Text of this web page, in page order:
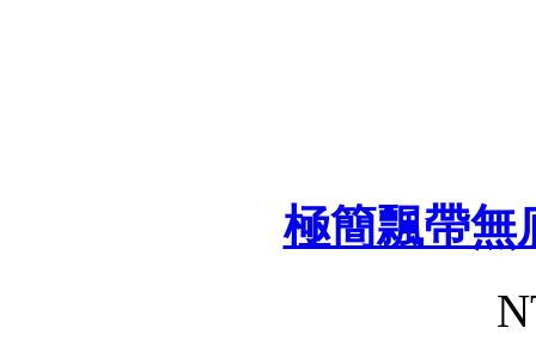
極簡飄帶無